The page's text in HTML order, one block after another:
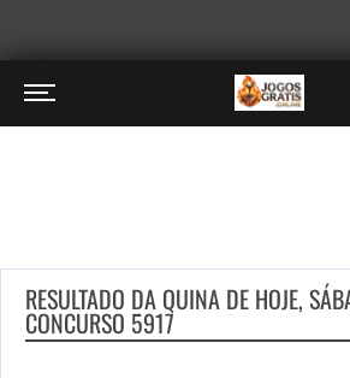
RESULTADO DA QUINA DE HOJE,
CONCURSO 5917